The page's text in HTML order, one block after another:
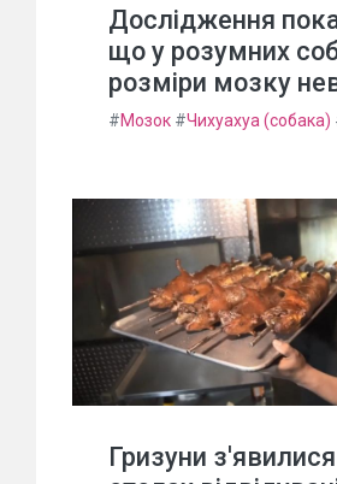
Дослідження
що у розумних
розміри мозку
#Мозок #Чихуахуа (собака)
Гризуни